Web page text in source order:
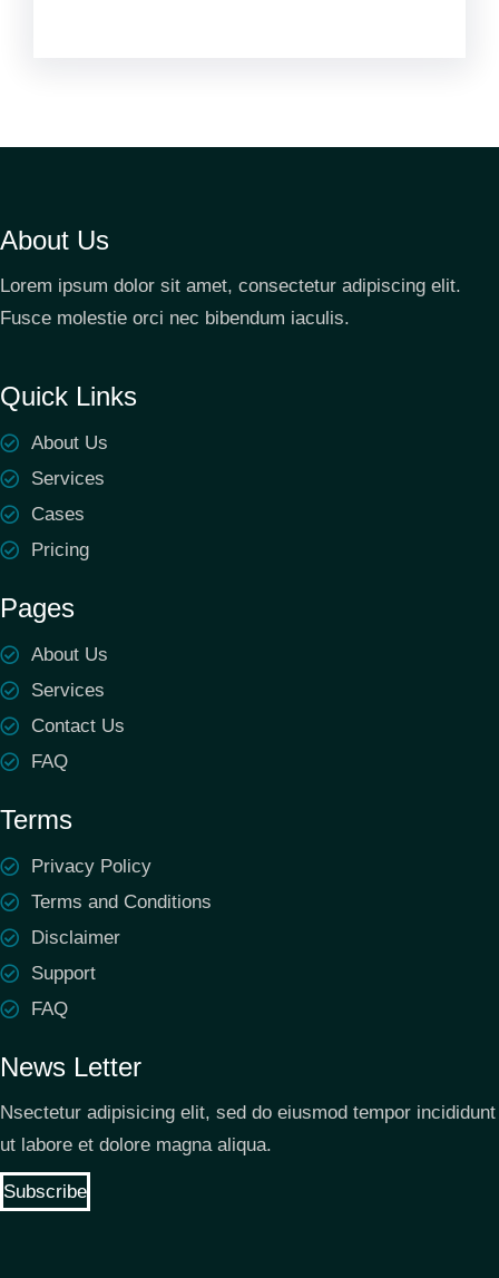
About Us
Lorem ipsum dolor sit amet, consectetur adipiscing elit.
Fusce molestie orci nec bibendum iaculis.
Quick Links
About Us
Services
Cases
Pricing
Pages
About Us
Services
Contact Us
FAQ
Terms
Privacy Policy
Terms and Conditions
Disclaimer
Support
FAQ
News Letter
Nsectetur adipisicing elit, sed do eiusmod tempor incididunt
ut labore et dolore magna aliqua.
Subscribe